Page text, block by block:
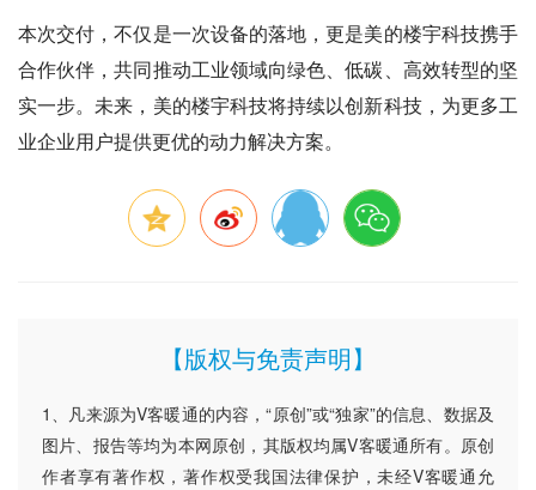
本次交付，不仅是一次设备的落地，更是美的楼宇科技携手
合作伙伴，共同推动工业领域向绿色、低碳、高效转型的坚
实一步。未来，美的楼宇科技将持续以创新科技，为更多工
业企业用户提供更优的动力解决方案。
【版权与免责声明】
1、凡来源为V客暖通的内容，“原创”或“独家”的信息、数据及
图片、报告等均为本网原创，其版权均属V客暖通所有。原创
作者享有著作权，著作权受我国法律保护，未经V客暖通允